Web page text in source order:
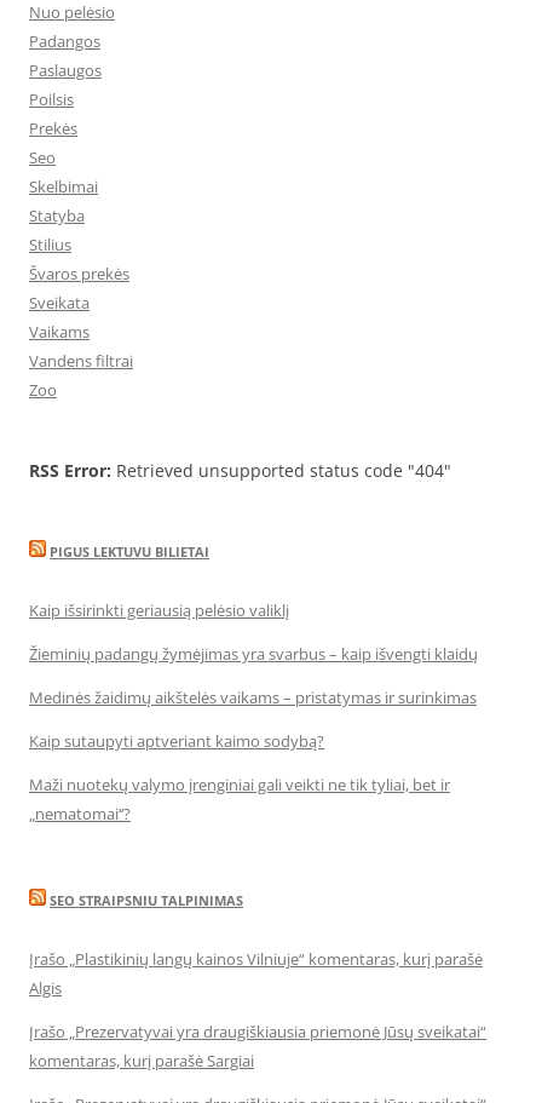
Nuo pelėsio
Padangos
Paslaugos
Poilsis
Prekės
Seo
Skelbimai
Statyba
Stilius
Švaros prekės
Sveikata
Vaikams
Vandens filtrai
Zoo
RSS Error: Retrieved unsupported status code "404"
PIGUS LEKTUVU BILIETAI
Kaip išsirinkti geriausią pelėsio valiklį
Žieminių padangų žymėjimas yra svarbus – kaip išvengti klaidų
Medinės žaidimų aikštelės vaikams – pristatymas ir surinkimas
Kaip sutaupyti aptveriant kaimo sodybą?
Maži nuotekų valymo įrenginiai gali veikti ne tik tyliai, bet ir
„nematomai‘‘?
SEO STRAIPSNIU TALPINIMAS
Įrašo „Plastikinių langų kainos Vilniuje“ komentaras, kurį parašė
Algis
Įrašo „Prezervatyvai yra draugiškiausia priemonė Jūsų sveikatai“
komentaras, kurį parašė Sargiai